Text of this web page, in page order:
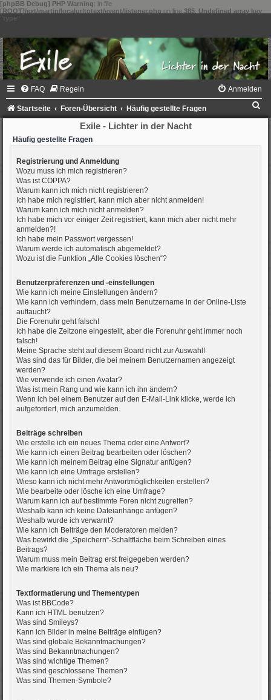
[phpBB Debug] PHP Warning: in file
[ROOT]/ext/martin/localurltotext/event/listener.php on line 385: Undefined array key
FAQ Regeln Anmelden
Startseite Foren-Übersicht Häufig gestellte Fragen
Exile - Lichter in der Nacht
Häufig gestellte Fragen
Registrierung und Anmeldung
Wozu muss ich mich registrieren?
Was ist COPPA?
Warum kann ich mich nicht registrieren?
Ich habe mich registriert, kann mich aber nicht anmelden!
Warum kann ich mich nicht anmelden?
Ich habe mich vor einiger Zeit registriert, kann mich aber nicht mehr
anmelden?!
Ich habe mein Passwort vergessen!
Warum werde ich automatisch abgemeldet?
Wozu ist die Funktion „Alle Cookies löschen“?
Benutzerpräferenzen und -einstellungen
Wie kann ich meine Einstellungen ändern?
Wie kann ich verhindern, dass mein Benutzername in der Online-Liste
auftaucht?
Die Forenuhr geht falsch!
Ich habe die Zeitzone eingestellt, aber die Forenuhr geht immer noch
falsch!
Meine Sprache steht auf diesem Board nicht zur Auswahl!
Was sind das für Bilder, die bei meinem Benutzernamen angezeigt
werden?
Wie verwende ich einen Avatar?
Was ist mein Rang und wie kann ich ihn ändern?
Wenn ich bei einem Benutzer auf den E-Mail-Link klicke, werde ich
aufgefordert, mich anzumelden.
Beiträge schreiben
Wie erstelle ich ein neues Thema oder eine Antwort?
Wie kann ich einen Beitrag bearbeiten oder löschen?
Wie kann ich meinem Beitrag eine Signatur anfügen?
Wie kann ich eine Umfrage erstellen?
Wieso kann ich nicht mehr Antwortmöglichkeiten erstellen?
Wie bearbeite oder lösche ich eine Umfrage?
Warum kann ich auf bestimmte Foren nicht zugreifen?
Weshalb kann ich keine Dateianhänge anfügen?
Weshalb wurde ich verwarnt?
Wie kann ich Beiträge den Moderatoren melden?
Was bewirkt die „Speichern“-Schaltfläche beim Schreiben eines
Beitrags?
Warum muss mein Beitrag erst freigegeben werden?
Wie markiere ich ein Thema als neu?
Textformatierung und Thementypen
Was ist BBCode?
Kann ich HTML benutzen?
Was sind Smileys?
Kann ich Bilder in meine Beiträge einfügen?
Was sind globale Bekanntmachungen?
Was sind Bekanntmachungen?
Was sind wichtige Themen?
Was sind geschlossene Themen?
Was sind Themen-Symbole?